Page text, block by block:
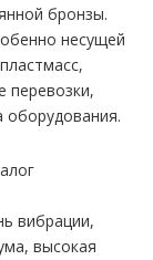
бронзы.
несущей
перевозки,
оборудования.
вибрации,
высокая